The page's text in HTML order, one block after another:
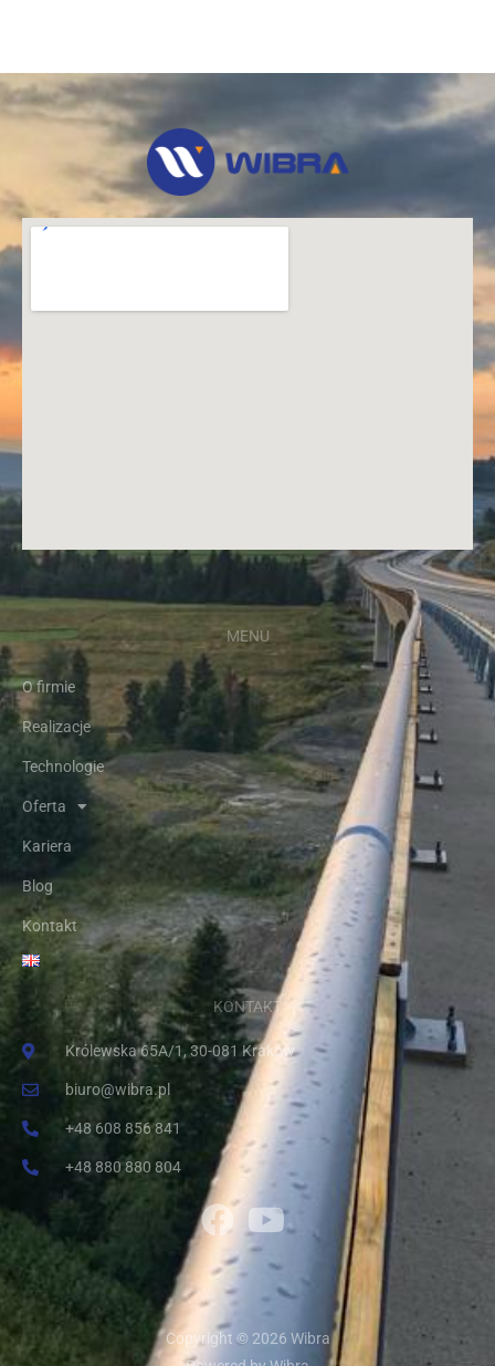
MENU
O firmie
Realizacje
Technologie
Oferta
Kariera
Blog
Kontakt
KONTAKT
Królewska 65A/1, 30-081 Kraków
biuro@wibra.pl
+48 608 856 841
+48 880 880 804
Copyright © 2026 Wibra